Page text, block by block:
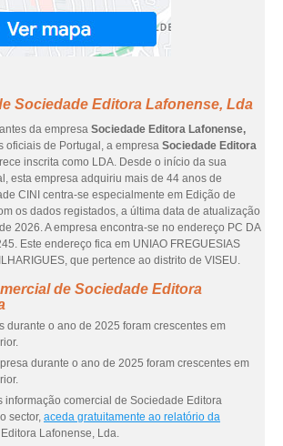
Sociedade Editora Lafonense, Lda
da empresa Sociedade Editora Lafonense,
oficiais de Portugal, a empresa Sociedade Editora
inscrita como LDA. Desde o início da sua
esta empresa adquiriu mais de 44 anos de
CINI centra-se especialmente em Edição de
os dados registados, a última data de atualização
2026. A empresa encontra-se no endereço PC DA
Este endereço fica em UNIAO FREGUESIAS
que pertence ao distrito de VISEU.
de Sociedade Editora
durante o ano de 2025 foram crescentes em
durante o ano de 2025 foram crescentes em
informação comercial de Sociedade Editora
sector, aceda gratuitamente ao relatório da
Lafonense, Lda.